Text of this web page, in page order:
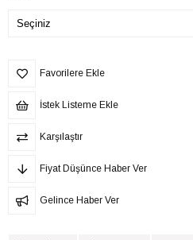
Favorilere Ekle
İstek Listeme Ekle
Karşılaştır
Fiyat Düşünce Haber Ver
Gelince Haber Ver